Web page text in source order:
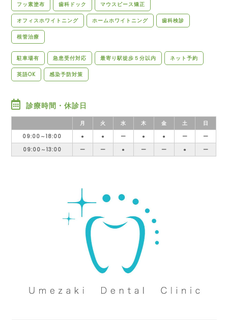
フッ素塗布 歯科ドック マウスピース矯正
オフィスホワイトニング ホームホワイトニング 歯科検診
根管治療
駐車場有 急患受付対応 最寄り駅徒歩５分以内 ネット予約
英語OK 感染予防対策
診療時間・休診日
月 火 水 木 金 土
日
09:00～18:00
● ● ー ● ● ー
ー
09:00～13:00
ー ー ● ー ー ● ー